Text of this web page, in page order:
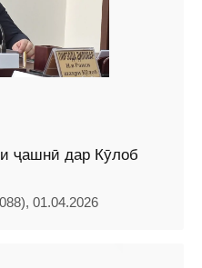
ҷашнӣ дар Кӯлоб
01.04.2026